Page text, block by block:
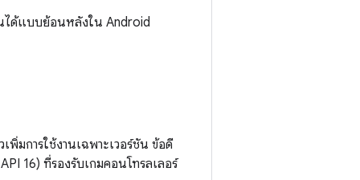
ได้แบบย้อนหลังใน Android
มการใช้งานเฉพาะเวอร์ชัน ข้อดี
16) ที่รองรับเกมคอนโทรลเลอร์